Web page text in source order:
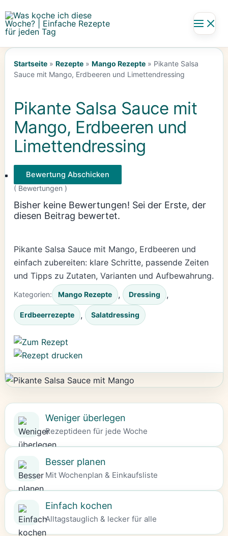
Inhalt
springen
Startseite» Rezepte» Mango Rezepte» Pikante Salsa
Sauce mit Mango, Erdbeeren und Limettendressing
Pikante Salsa Sauce mit
Mango, Erdbeeren und
Limettendressing
Bewertung Abschicken
( Bewertungen )
Bisher keine Bewertungen! Sei der Erste, der
diesen Beitrag bewertet.
Pikante Salsa Sauce mit Mango, Erdbeeren und
einfach zubereiten: klare Schritte, passende Zeiten
und Tipps zu Zutaten, Varianten und Aufbewahrung.
Kategorien: Mango Rezepte , Dressing ,
Erdbeerrezepte , Salatdressing
Weniger überlegen
Rezeptideen für jede Woche
Besser planen
Mit Wochenplan & Einkaufsliste
Einfach kochen
Alltagstauglich & lecker für alle